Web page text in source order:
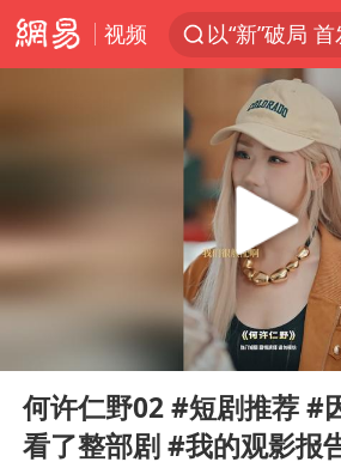
视频
台风白海豚
台风白海豚影
看守所辅警
多地要求领导
U17国足1分
Play
何许仁野02 #短剧推荐 #
看了整部剧 #我的观影报